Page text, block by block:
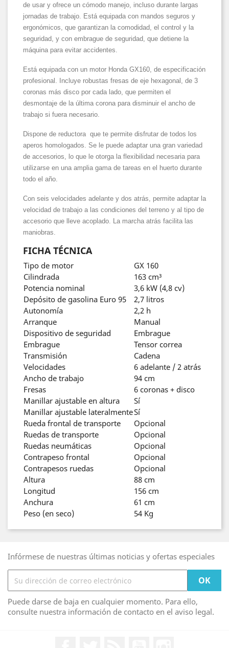
de usar y ofrece un cómodo manejo, incluso durante largas
jornadas de trabajo. Está equipada con mandos seguros y
ergonómicos, que garantizan la comodidad, el control y la
seguridad, y con embrague de seguridad, que detiene la
máquina para evitar accidentes.
Está equipada con un motor Honda GX160, de especificación
profesional. Incluye robustas fresas de eje hexagonal, de 3
coronas más disco por cada lado, que permiten el
desmontaje de la última corona para disminuir el ancho de
trabajo si fuera necesario.
Dispone de reductora que te permite disfrutar de todos los
aperos homologados. Se le puede adaptar una gran variedad
de accesorios, lo que le otorga la flexibilidad necesaria para
utilizarse en una amplia gama de tareas en el huerto durante
todo el año.
Con seis velocidades adelante y dos atrás, permite adaptar la
velocidad de trabajo a las condiciones del terreno y al tipo de
accesorio que lleve acoplado. La marcha atrás facilita las
maniobras.
FICHA TÉCNICA
Tipo de motor
GX 160
Cilindrada
163 cm³
Potencia nominal
3,6 kW (4,8 cv)
Depósito de gasolina Euro 95
2,7 litros
Autonomía
2,2 h
Arranque
Manual
Dispositivo de seguridad
Embrague
Embrague
Tensor correa
Transmisión
Cadena
Velocidades
6 adelante / 2 atrás
Ancho de trabajo
94 cm
Fresas
6 coronas + disco
Manillar ajustable en altura
Sí
Manillar ajustable lateralmenteSí
Rueda frontal de transporte
Opcional
Ruedas de transporte
Opcional
Ruedas neumáticas
Opcional
Contrapeso frontal
Opcional
Contrapesos ruedas
Opcional
Altura
88 cm
Longitud
156 cm
Anchura
61 cm
Peso (en seco)
54 Kg
Infórmese de nuestras últimas noticias y ofertas especiales
Puede darse de baja en cualquier momento. Para ello,
consulte nuestra información de contacto en el aviso legal.